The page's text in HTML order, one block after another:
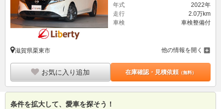
年式
2022年
走行
2.0万km
車検
車検整備付
滋賀県栗東市 他の情報を開く
お気に入り追加 在庫確認・見積依頼（無料）
条件を拡大して、愛車を探そう！